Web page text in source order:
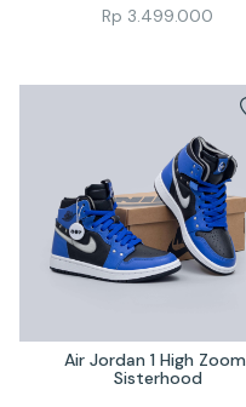
Rp 3.499.000
Air Jordan 1 High Zoom
Sisterhood